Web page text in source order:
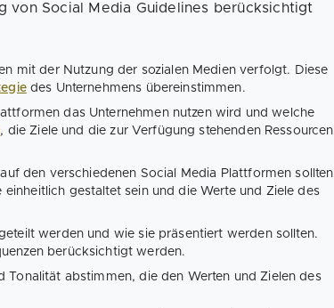
von Social Media Guidelines berücksichtigt
mit der Nutzung der sozialen Medien verfolgt. Diese
des Unternehmens übereinstimmen.
das Unternehmen nutzen wird und welche
, die Ziele und die zur Verfügung stehenden Ressourcen
den verschiedenen Social Media Plattformen sollten
einheitlich gestaltet sein und die Werte und Ziele des
werden und wie sie präsentiert werden sollten.
berücksichtigt werden.
Tonalität abstimmen, die den Werten und Zielen des